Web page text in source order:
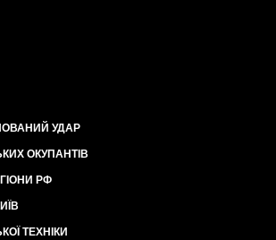
УДАР
ОКУПАНТІВ
РФ
ТЕХНІКИ